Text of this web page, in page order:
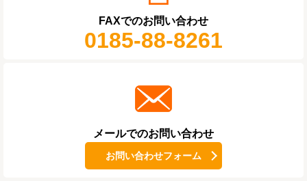
FAXでのお問い合わせ
0185-88-8261
メールでのお問い合わせ
お問い合わせフォーム